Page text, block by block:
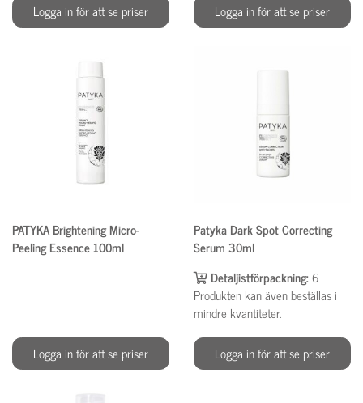
Logga in för att se priser
Logga in för att se priser
PATYKA Brightening Micro-
Peeling Essence 100ml
Logga in för att se priser
Patyka Dark Spot Correcting
Serum 30ml
Detaljistförpackning:6
Produkten kan även beställas i
mindre kvantiteter.
Logga in för att se priser